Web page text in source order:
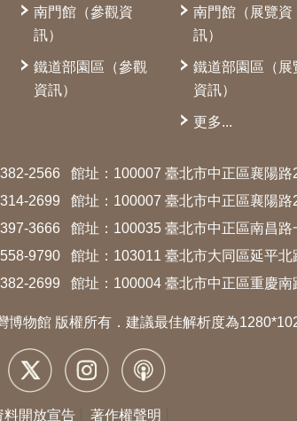
南門館（參觀資
訊）
鐵道部園區（參觀
資訊）
南門館（展覽資
訊）
鐵道部園區（展
資訊）
更多...
2566 館址：100007 臺北市中正區襄陽
2699 館址：100007 臺北市中正區襄陽
3666 館址：100035 臺北市中正區南昌路
9790 館址：103011 臺北市大同區延平北
2699 館址：100004 臺北市中正區重慶
博物館 版權所有．建議最佳解析度為
料開放宣告 著作權聲明